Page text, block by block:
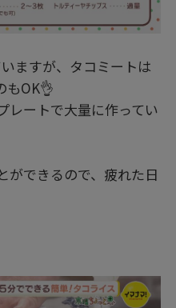
ますが、タコミートは
もOK👌
レートで大量に作ってい
ができるので、疲れた日